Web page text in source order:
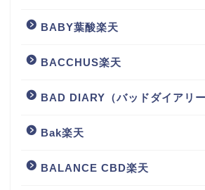
BABY葉酸楽天
BACCHUS楽天
BAD DIARY（バッドダイアリ
Bak楽天
BALANCE CBD楽天